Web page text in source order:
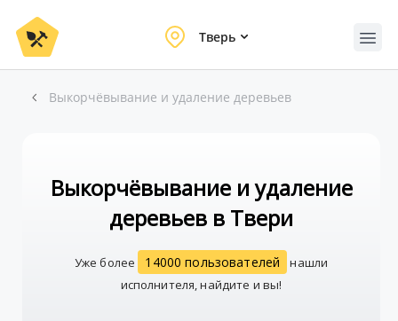
Тверь
Выкорчёвывание и удаление деревьев
Выкорчёвывание и удаление
деревьев в Твери
Уже более 14000 пользователей
нашли
исполнителя, найдите и вы!